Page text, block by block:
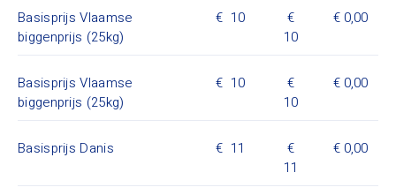
Basisprijs Vlaamse
biggenprijs (25kg)
10
10
0,00
Basisprijs Vlaamse
biggenprijs (25kg)
10
10
0,00
Basisprijs Danis
11
11
0,00